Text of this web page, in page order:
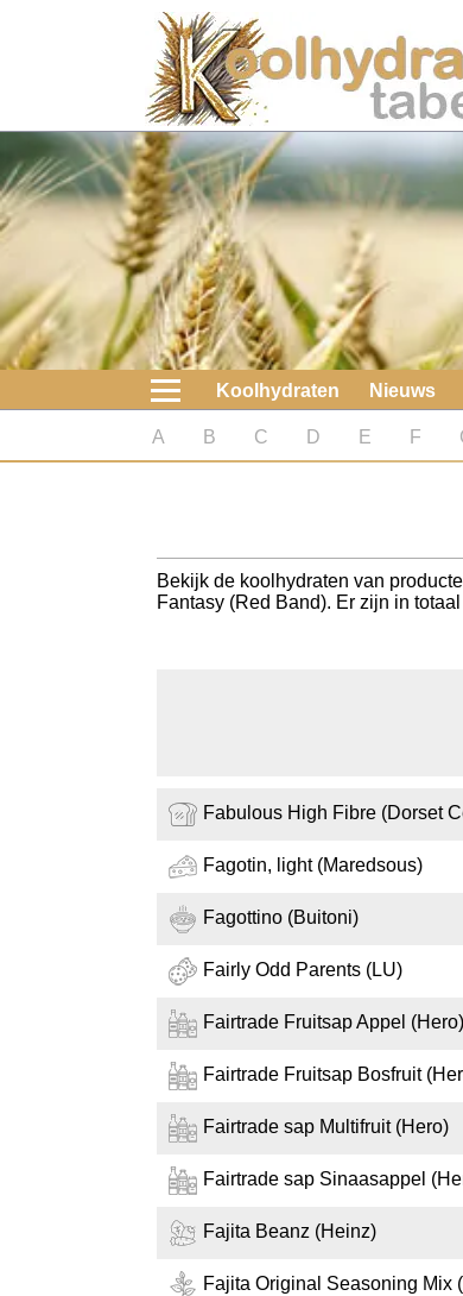
Koolhydraten
Nieuws
Koolhydraatarme diëten
Boeken
koolhydraatarme diëten
Diabetes test
Koolhydraten tellen
Koolhydraten Nieuws
A B C D E F
Bekijk de koolhydraten van
Fantasy (Red Band). Er zijn in
Fabulous High Fibre (Dorset
Fagotin, light (Maredsous)
Fagottino (Buitoni)
Fairly Odd Parents (LU)
Fairtrade Fruitsap Appel (Hero)
Fairtrade Fruitsap Bosfruit
Fairtrade sap Multifruit (Hero)
Fairtrade sap Sinaasappel
Fajita Beanz (Heinz)
Fajita Original Seasoning Mix